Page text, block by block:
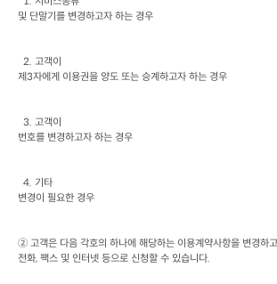
및 단말기를 변경하고자 하는 경우
  2.
고객이
제 3자에게 이용권을 양도 또는 승계하고자 하는 경우
  3.
고객이
번호를 변경하고자 하는 경우
  4.
기타
변경이 필요한 경우
② 고객은 다음 각호의 하나에 해당하는 이용계약사항을 변경하
전화, 팩스 및 인터넷 등으로 신청할 수 있습니다.